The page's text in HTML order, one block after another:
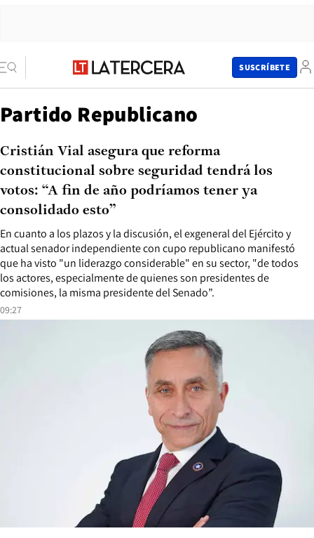
SUSCRÍBETE
Partido Republicano
09:27
En cuanto a los plazos y la discusión, el exgeneral del Ejército y
actual senador independiente con cupo republicano manifestó
que ha visto "un liderazgo considerable" en su sector, "de todos
los actores, especialmente de quienes son presidentes de
comisiones, la misma presidente del Senado”.
Cristián Vial asegura que reforma
constitucional sobre seguridad tendrá los
votos: “A fin de año podríamos tener ya
consolidado esto”